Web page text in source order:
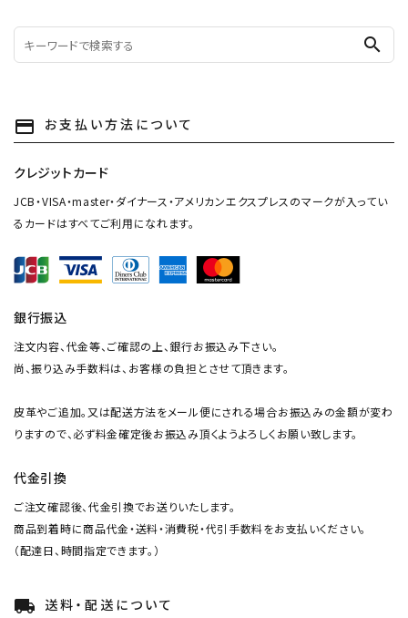
search
payment お支払い方法について
クレジットカード
JCB・VISA・master・ダイナース・アメリカンエクスプレスのマークが入ってい
るカードはすべてご利用になれます。
銀行振込
注文内容、代金等、ご確認の上、銀行お振込み下さい。
尚、振り込み手数料は、お客様の負担とさせて頂きます。
皮革やご追加。又は配送方法をメール便にされる場合お振込みの金額が変わ
りますので、必ず料金確定後お振込み頂くようよろしくお願い致します。
代金引換
ご注文確認後、代金引換でお送りいたします。
商品到着時に商品代金・送料・消費税・代引手数料をお支払いください。
（配達日、時間指定できます。）
local_shipping 送料・配送について